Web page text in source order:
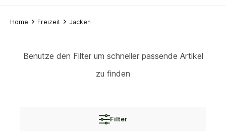
Home Freizeit Jacken
Benutze den Filter um schneller passende Artikel
zu finden
Filter